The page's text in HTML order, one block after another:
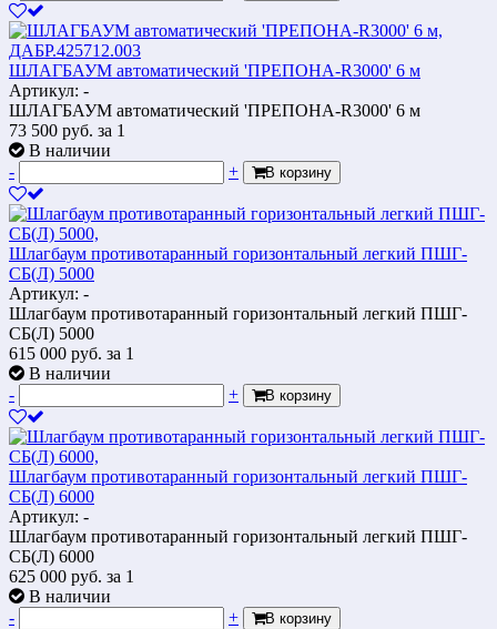
ШЛАГБАУМ автоматический 'ПРЕПОНА-R3000' 6 м
Артикул: -
ШЛАГБАУМ автоматический 'ПРЕПОНА-R3000' 6 м
73 500 руб. за 1
В наличии
-
+ В корзину
Шлагбаум противотаранный горизонтальный легкий ПШГ-
СБ(Л) 5000
Артикул: -
Шлагбаум противотаранный горизонтальный легкий ПШГ-
СБ(Л) 5000
615 000 руб. за 1
В наличии
-
+ В корзину
Шлагбаум противотаранный горизонтальный легкий ПШГ-
СБ(Л) 6000
Артикул: -
Шлагбаум противотаранный горизонтальный легкий ПШГ-
СБ(Л) 6000
625 000 руб. за 1
В наличии
-
+ В корзину